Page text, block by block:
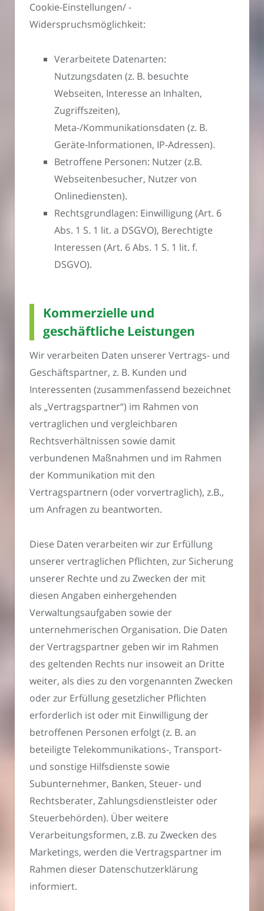
Cookie-Einstellungen/ -
Widerspruchsmöglichkeit:
Verarbeitete Datenarten:
Nutzungsdaten (z. B. besuchte
Webseiten, Interesse an Inhalten,
Zugriffszeiten),
Meta-/Kommunikationsdaten (z. B.
Geräte-Informationen, IP-Adressen).
Betroffene Personen: Nutzer (z.B.
Webseitenbesucher, Nutzer von
Onlinediensten).
Rechtsgrundlagen: Einwilligung (Art. 6
Abs. 1 S. 1 lit. a DSGVO), Berechtigte
Interessen (Art. 6 Abs. 1 S. 1 lit. f.
DSGVO).
Kommerzielle und
geschäftliche Leistungen
Wir verarbeiten Daten unserer Vertrags- und
Geschäftspartner, z. B. Kunden und
Interessenten (zusammenfassend bezeichnet
als „Vertragspartner“) im Rahmen von
vertraglichen und vergleichbaren
Rechtsverhältnissen sowie damit
verbundenen Maßnahmen und im Rahmen
der Kommunikation mit den
Vertragspartnern (oder vorvertraglich), z.B.,
um Anfragen zu beantworten.
Diese Daten verarbeiten wir zur Erfüllung
unserer vertraglichen Pflichten, zur Sicherung
unserer Rechte und zu Zwecken der mit
diesen Angaben einhergehenden
Verwaltungsaufgaben sowie der
unternehmerischen Organisation. Die Daten
der Vertragspartner geben wir im Rahmen
des geltenden Rechts nur insoweit an Dritte
weiter, als dies zu den vorgenannten Zwecken
oder zur Erfüllung gesetzlicher Pflichten
erforderlich ist oder mit Einwilligung der
betroffenen Personen erfolgt (z. B. an
beteiligte Telekommunikations-, Transport-
und sonstige Hilfsdienste sowie
Subunternehmer, Banken, Steuer- und
Rechtsberater, Zahlungsdienstleister oder
Steuerbehörden). Über weitere
Verarbeitungsformen, z.B. zu Zwecken des
Marketings, werden die Vertragspartner im
Rahmen dieser Datenschutzerklärung
informiert.